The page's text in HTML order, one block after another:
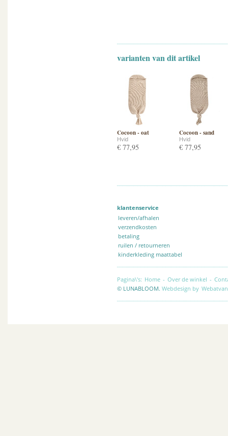
varianten van dit artikel
Cocoon - oat
Hvid
€ 77,95
Cocoon - sand
Hvid
€ 77,95
klantenservice
leveren/afhalen
verzendkosten
betaling
ruilen / retourneren
kinderkleding maattabel
Pagina\'s: Home - Over de winkel -
© LUNABLOOM. Webdesign by